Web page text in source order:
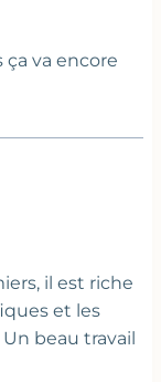
ça va encore
il est riche
et les
beau travail